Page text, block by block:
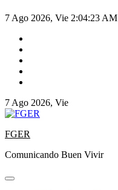
7 Ago 2026, Vie 2:04:23 AM
7 Ago 2026, Vie
FGER
Comunicando Buen Vivir